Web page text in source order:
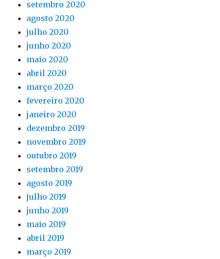
setembro 2020
agosto 2020
julho 2020
junho 2020
maio 2020
abril 2020
março 2020
fevereiro 2020
janeiro 2020
dezembro 2019
novembro 2019
outubro 2019
setembro 2019
agosto 2019
julho 2019
junho 2019
maio 2019
abril 2019
março 2019